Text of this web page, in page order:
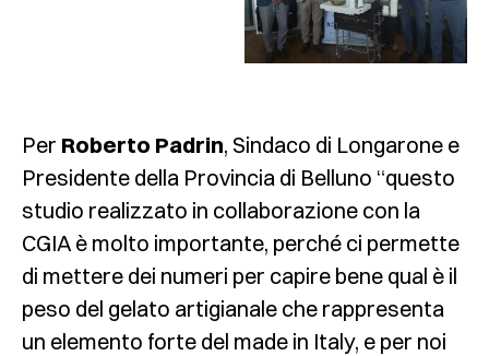
Per Roberto Padrin, Sindaco di Longarone e
Presidente della Provincia di Belluno “questo
studio realizzato in collaborazione con la
CGIA è molto importante, perché ci permette
di mettere dei numeri per capire bene qual è il
peso del gelato artigianale che rappresenta
un elemento forte del made in Italy, e per noi